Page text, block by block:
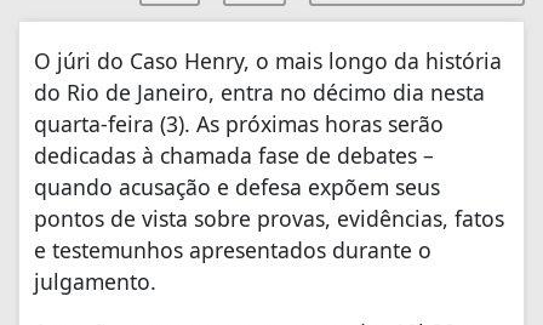
O júri do Caso Henry, o mais longo da história
do Rio de Janeiro, entra no décimo dia nesta
quarta-feira (3). As próximas horas serão
dedicadas à chamada fase de debates –
quando acusação e defesa expõem seus
pontos de vista sobre provas, evidências, fatos
e testemunhos apresentados durante o
julgamento.